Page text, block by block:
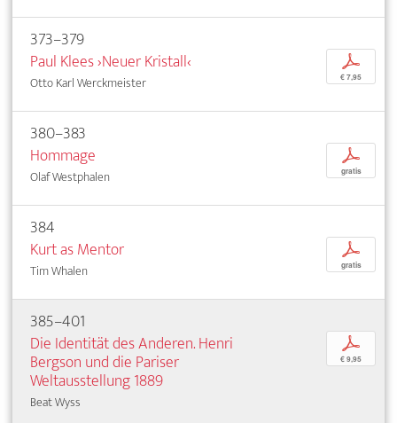
373–379
Paul Klees ›Neuer Kristall‹
Otto Karl Werckmeister
p
€ 7,95
380–383
Hommage
Olaf Westphalen
p
gratis
384
Kurt as Mentor
Tim Whalen
p
gratis
385–401
Die Identität des Anderen. Henri
Bergson und die Pariser
Weltausstellung 1889
Beat Wyss
p
€ 9,95